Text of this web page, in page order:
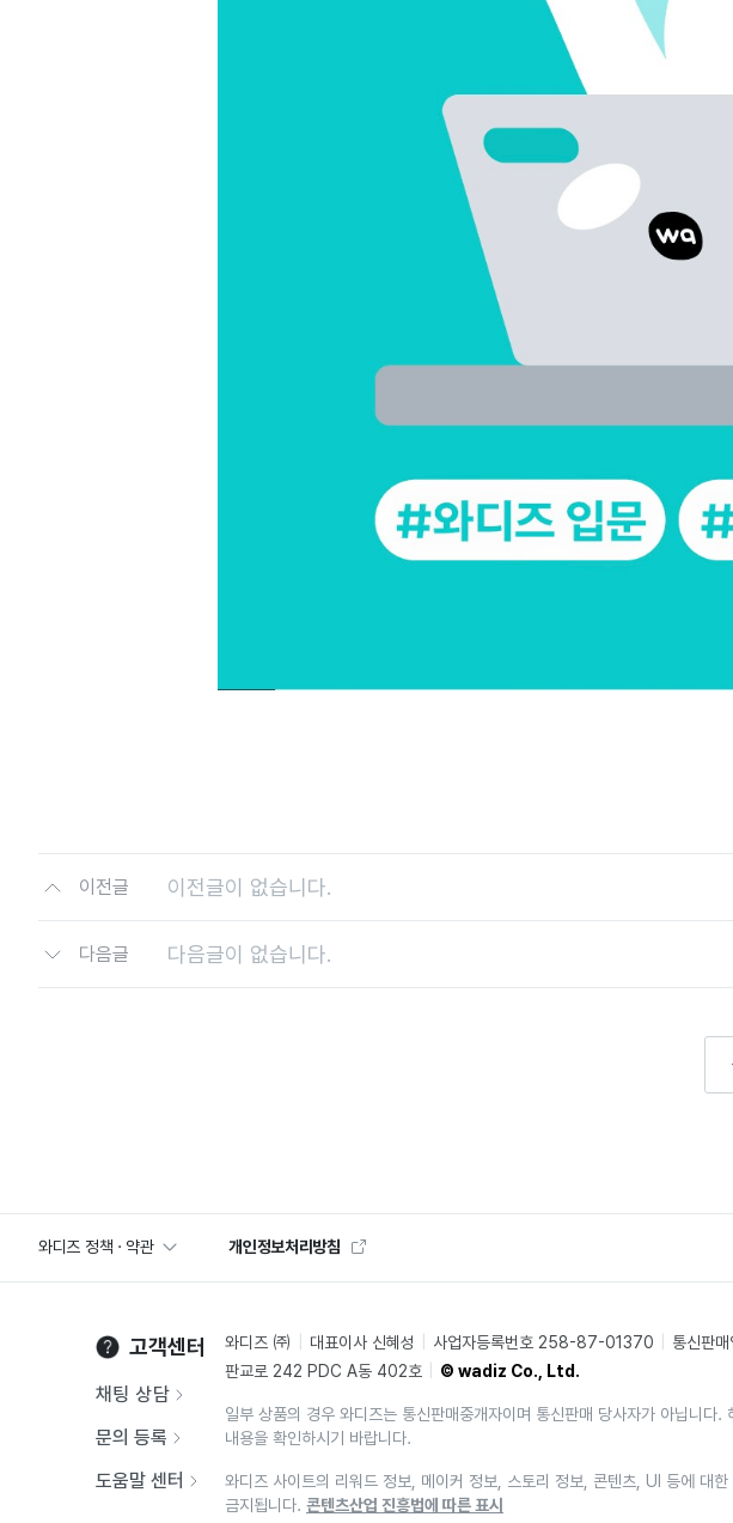
이전글 이전글이 없습니다.
다음글 다음글이 없습니다.
와디즈 정책 · 약관 개인정보처리방침
고객센터
채팅 상담
문의 등록
도움말 센터
와디즈 ㈜ 대표이사 신혜성 사업자등록번호 258-87-01370 통신판
판교로 242 PDC A동 402호
© wadiz Co., Ltd.
일부 상품의 경우 와디즈는 통신판매중개자이며 통신판매 당사자가 아닙니
내용을 확인하시기 바랍니다.
와디즈 사이트의 리워드 정보, 메이커 정보, 스토리 정보, 콘텐츠, UI 등에 대
금지됩니다. 콘텐츠산업 진흥법에 따른 표시